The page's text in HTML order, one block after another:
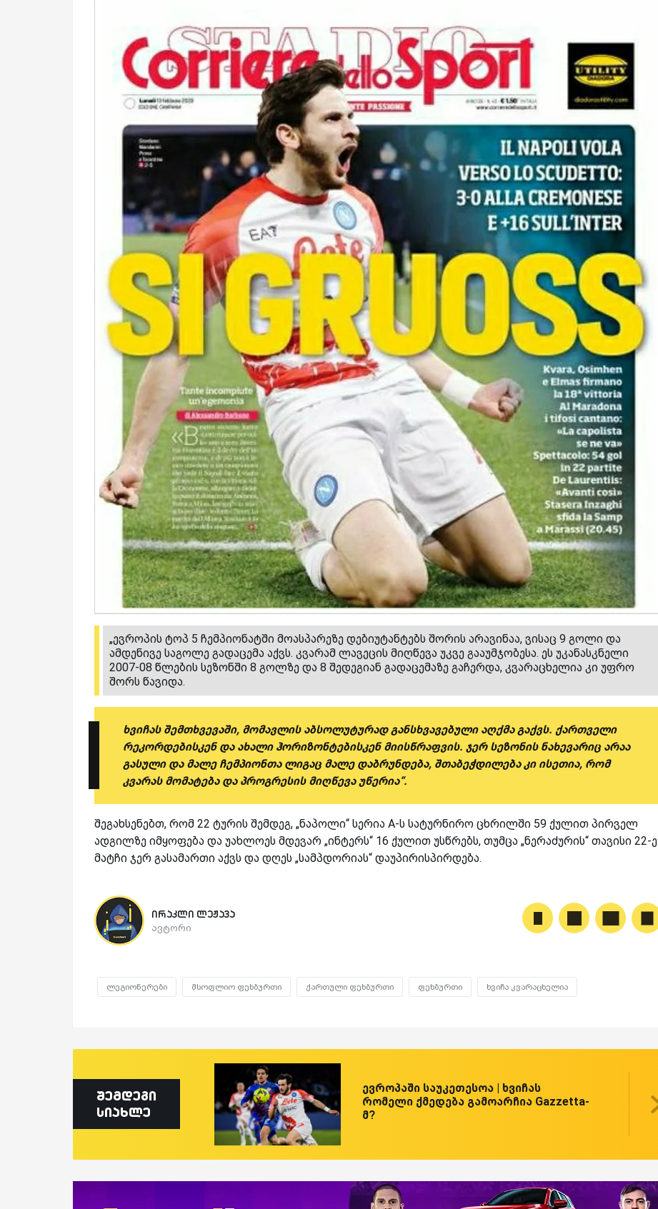
„ევროპის ტოპ 5 ჩემპიონატში მოასპარეზე დებიუტანტებს შორის არავინაა, ვისაც 9 გოლი და
ამდენივე საგოლე გადაცემა აქვს. კვარამ ლავეცის მიღწევა უკვე გააუმჯობესა. ეს უკანასკნელი
2007-08 წლების სეზონში 8 გოლზე და 8 შედეგიან გადაცემაზე გაჩერდა, კვარაცხელია კი უფრო
შორს წავიდა.
ხვიჩას შემთხვევაში, მომავლის აბსოლუტურად განსხვავებული აღქმა გაქვს. ქართველი
რეკორდებისკენ და ახალი ჰორიზონტებისკენ მიისწრაფვის. ჯერ სეზონის ნახევარიც არაა
გასული და მალე ჩემპიონთა ლიგაც მალე დაბრუნდება, შთაბეჭდილება კი ისეთია, რომ
კვარას მომატება და პროგრესის მიღწევა უწერია“.
შეგახსენებთ, რომ 22 ტურის შემდეგ, „ნაპოლი“ სერია A-ს სატურნირო ცხრილში 59 ქულით პირველ
ადგილზე იმყოფება და უახლოეს მდევარ „ინტერს“ 16 ქულით უსწრებს, თუმცა „ნერაძურის“ თავისი 22-ე
მატჩი ჯერ გასამართი აქვს და დღეს „სამპდორიას“ დაუპირისპირდება.
ირაკლი ლეჟავა
ავტორი
ლეგიონერები მსოფლიო ფეხბურთი ქართული ფეხბურთი ფეხბურთი ხვიჩა კვარაცხელია
შემდეგი
სიახლე
ევროპაში საუკეთესოა | ხვიჩას
რომელი ქმედება გამოარჩია Gazzetta-
მ?